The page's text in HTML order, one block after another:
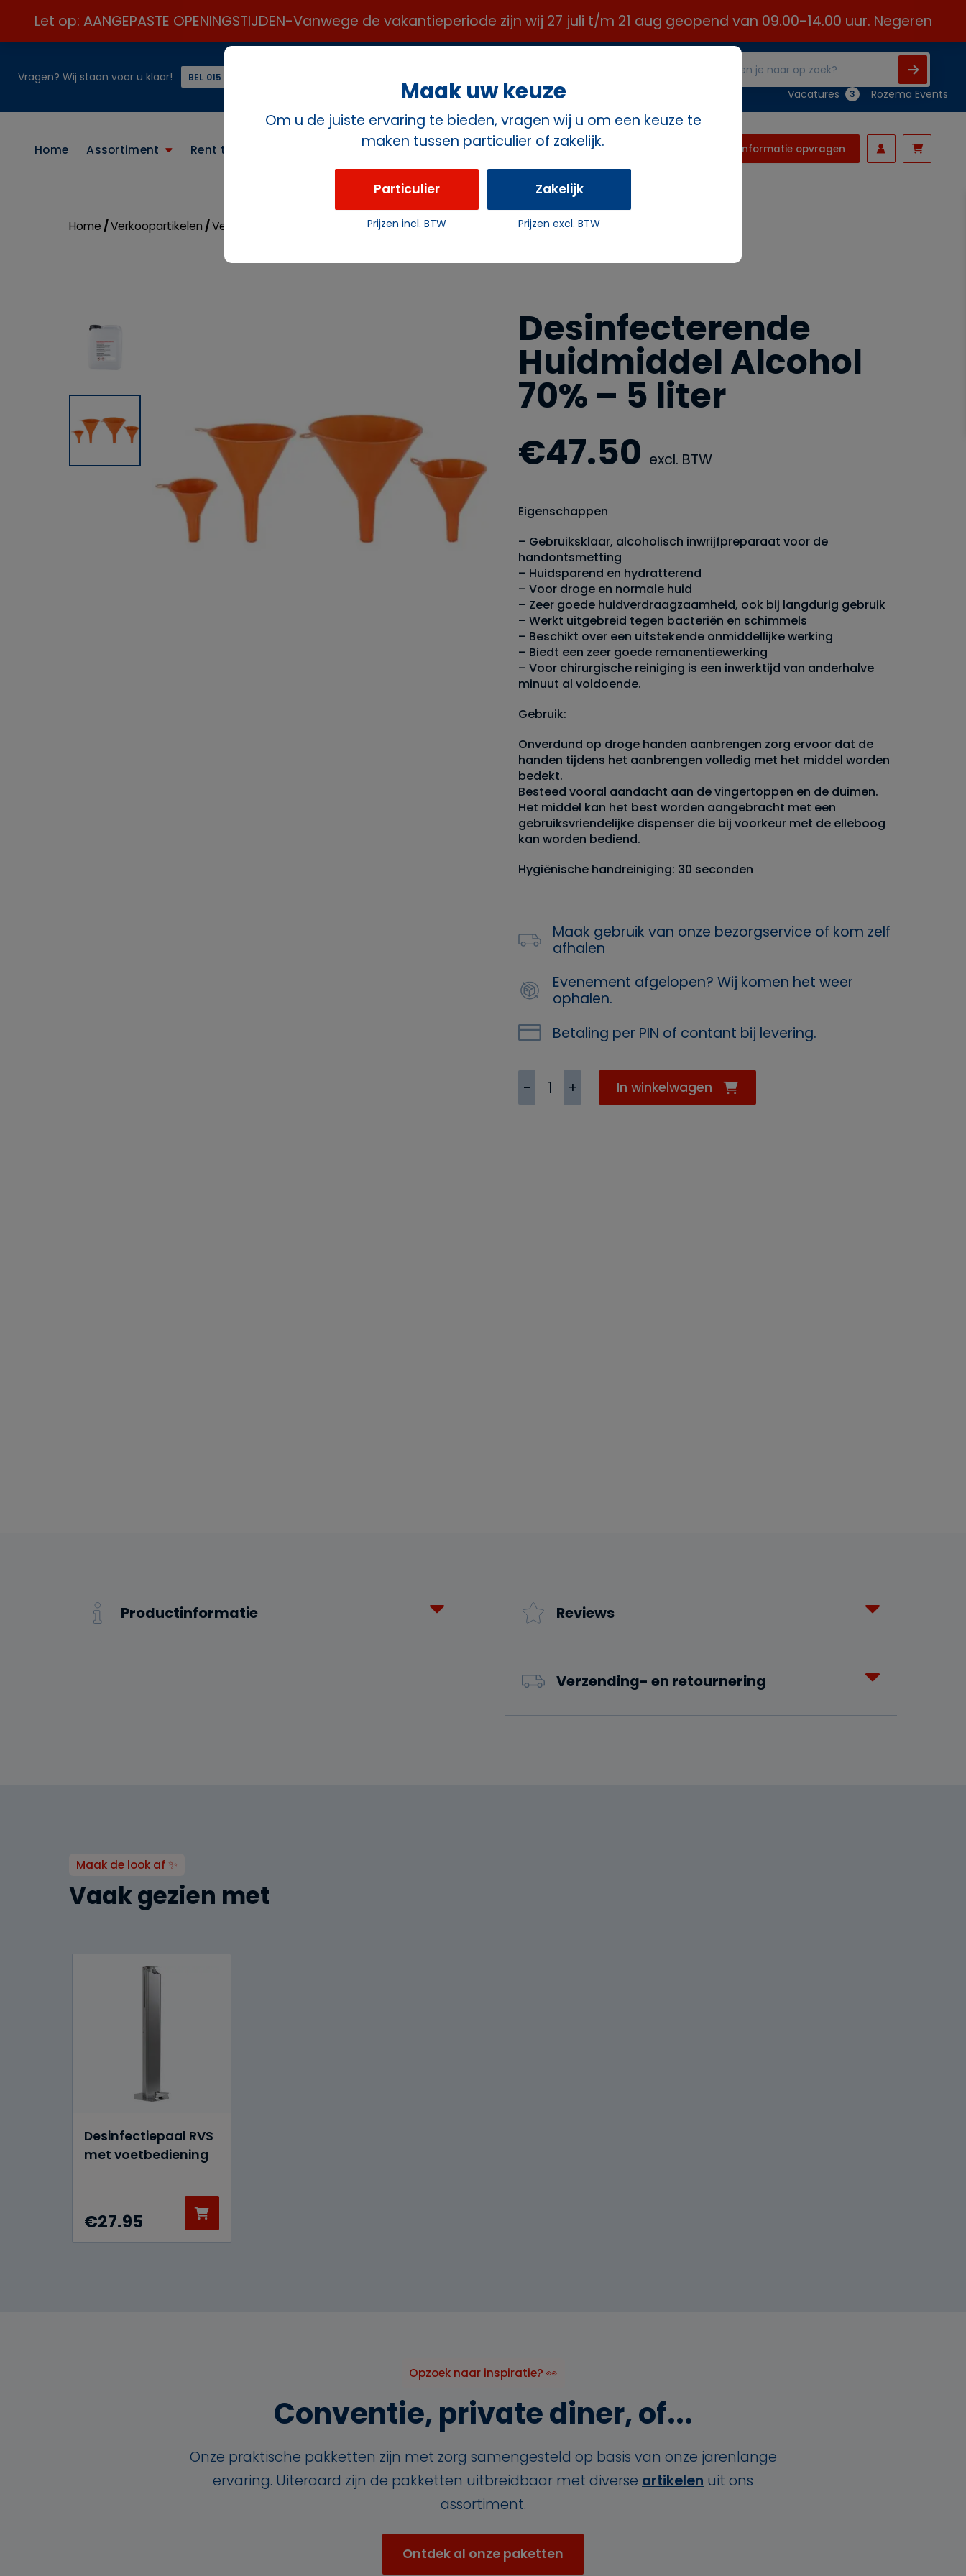
Let op: AANGEPASTE OPENINGSTIJDEN-Vanwege de vakantieperiode zijn wij 27 juli t/m 21 aug geopend van 09.00-14.00 uur. Negeren
Vragen? Wij staan voor u klaar! BEL 015 21 24 313 ☎️
Vacatures 3 Rozema Events
Home Assortiment Rent the look Informatie opvragen
Home /Verkoopartikelen /Verkoop diversen / Desinfecterende Huidmiddel Alcohol 70% – 5 liter
Desinfecterende
Huidmiddel Alcohol
70% – 5 liter
€47.50 excl. BTW
Eigenschappen
– Gebruiksklaar, alcoholisch inwrijfpreparaat voor de
handontsmetting
– Huidsparend en hydratterend
– Voor droge en normale huid
– Zeer goede huidverdraagzaamheid, ook bij langdurig gebruik
– Werkt uitgebreid tegen bacteriën en schimmels
– Beschikt over een uitstekende onmiddellijke werking
– Biedt een zeer goede remanentiewerking
– Voor chirurgische reiniging is een inwerktijd van anderhalve
minuut al voldoende.
Gebruik:
Onverdund op droge handen aanbrengen zorg ervoor dat de
handen tijdens het aanbrengen volledig met het middel worden
bedekt.
Besteed vooral aandacht aan de vingertoppen en de duimen.
Het middel kan het best worden aangebracht met een
gebruiksvriendelijke dispenser die bij voorkeur met de elleboog
kan worden bediend.
Hygiënische handreiniging: 30 seconden
Maak gebruik van onze bezorgservice of kom zelf
afhalen
Evenement afgelopen? Wij komen het weer
ophalen.
Betaling per PIN of contant bij levering.
Desinfecterende
Huidmiddel
Alcohol
In winkelwagen
Productinformatie Reviews
Verzending- en retournering
Maak de look af ✨
Vaak gezien met
Desinfectiepaal RVS
met voetbediening
€27.95
Opzoek naar inspiratie? 👀
Conventie, private diner, of...
Onze praktische pakketten zijn met zorg samengesteld op basis van onze jarenlange
ervaring. Uiteraard zijn de pakketten uitbreidbaar met diverse artikelen uit ons
assortiment.
Ontdek al onze paketten
Maak uw keuze
Om u de juiste ervaring te bieden, vragen wij u om een keuze te
maken tussen particulier of zakelijk.
Particulier
Prijzen incl. BTW
Zakelijk
Prijzen excl. BTW